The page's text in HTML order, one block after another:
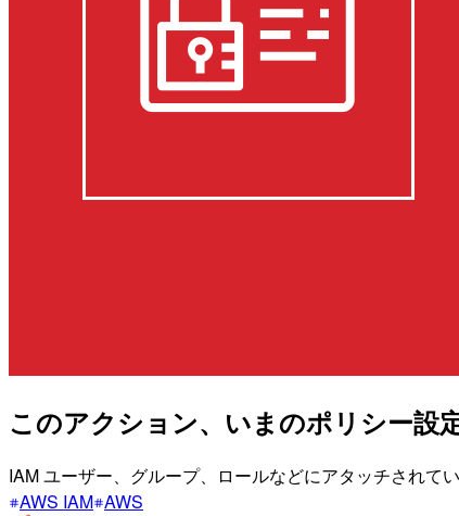
このアクション、いまのポリシー設
IAM ユーザー、グループ、ロールなどにアタッチされて
AWS IAM AWS